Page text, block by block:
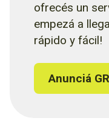
ofrecés un
empezá a
rápido y fácil!
Anunciá